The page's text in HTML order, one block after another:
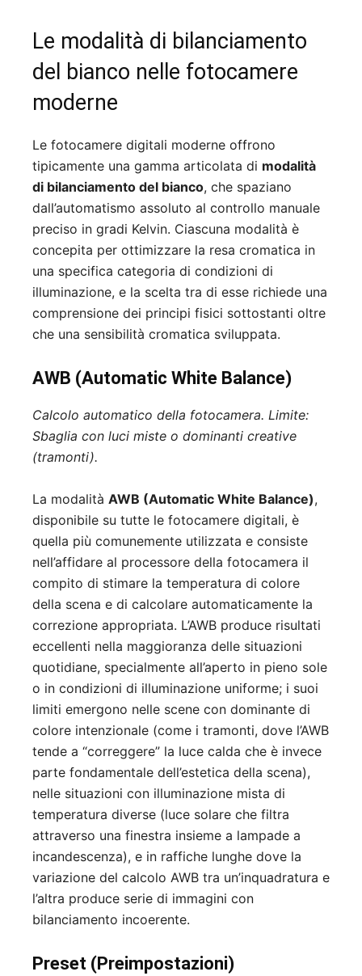
Le modalità di bilanciamento
del bianco nelle fotocamere
moderne
Le fotocamere digitali moderne offrono
tipicamente una gamma articolata di modalità
di bilanciamento del bianco, che spaziano
dall’automatismo assoluto al controllo manuale
preciso in gradi Kelvin. Ciascuna modalità è
concepita per ottimizzare la resa cromatica in
una specifica categoria di condizioni di
illuminazione, e la scelta tra di esse richiede una
comprensione dei principi fisici sottostanti oltre
che una sensibilità cromatica sviluppata.
AWB (Automatic White Balance)
Calcolo automatico della fotocamera. Limite:
Sbaglia con luci miste o dominanti creative
(tramonti).
La modalità AWB (Automatic White Balance),
disponibile su tutte le fotocamere digitali, è
quella più comunemente utilizzata e consiste
nell’affidare al processore della fotocamera il
compito di stimare la temperatura di colore
della scena e di calcolare automaticamente la
correzione appropriata. L’AWB produce risultati
eccellenti nella maggioranza delle situazioni
quotidiane, specialmente all’aperto in pieno sole
o in condizioni di illuminazione uniforme; i suoi
limiti emergono nelle scene con dominante di
colore intenzionale (come i tramonti, dove l’AWB
tende a “correggere” la luce calda che è invece
parte fondamentale dell’estetica della scena),
nelle situazioni con illuminazione mista di
temperatura diverse (luce solare che filtra
attraverso una finestra insieme a lampade a
incandescenza), e in raffiche lunghe dove la
variazione del calcolo AWB tra un’inquadratura e
l’altra produce serie di immagini con
bilanciamento incoerente.
Preset (Preimpostazioni)